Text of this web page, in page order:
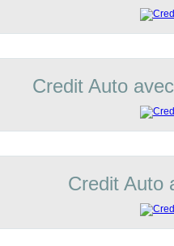
Credit Auto
Credit Auto